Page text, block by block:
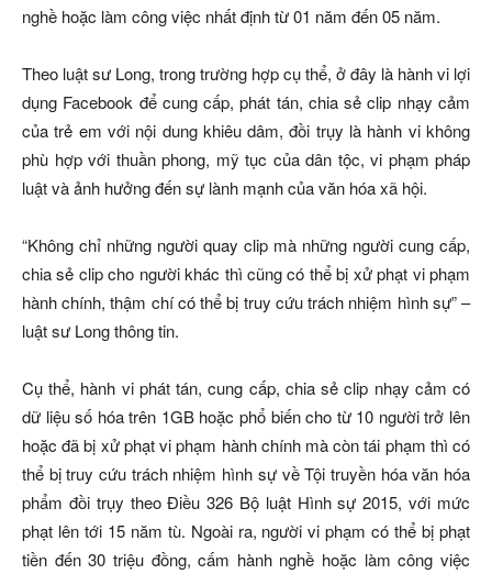
nghề hoặc làm công việc nhất định từ 01 năm đến 05 năm.
Theo luật sư Long, trong trường hợp cụ thể, ở đây là hành vi lợi
dụng Facebook để cung cấp, phát tán, chia sẻ clip nhạy cảm
của trẻ em với nội dung khiêu dâm, đồi trụy là hành vi không
phù hợp với thuần phong, mỹ tục của dân tộc, vi phạm pháp
luật và ảnh hưởng đến sự lành mạnh của văn hóa xã hội.
“Không chỉ những người quay clip mà những người cung cấp,
chia sẻ clip cho người khác thì cũng có thể bị xử phạt vi phạm
hành chính, thậm chí có thể bị truy cứu trách nhiệm hình sự” –
luật sư Long thông tin.
Cụ thể, hành vi phát tán, cung cấp, chia sẻ clip nhạy cảm có
dữ liệu số hóa trên 1GB hoặc phổ biến cho từ 10 người trở lên
hoặc đã bị xử phạt vi phạm hành chính mà còn tái phạm thì có
thể bị truy cứu trách nhiệm hình sự về Tội truyền hóa văn hóa
phẩm đồi trụy theo Điều 326 Bộ luật Hình sự 2015, với mức
phạt lên tới 15 năm tù. Ngoài ra, người vi phạm có thể bị phạt
tiền đến 30 triệu đồng, cấm hành nghề hoặc làm công việc